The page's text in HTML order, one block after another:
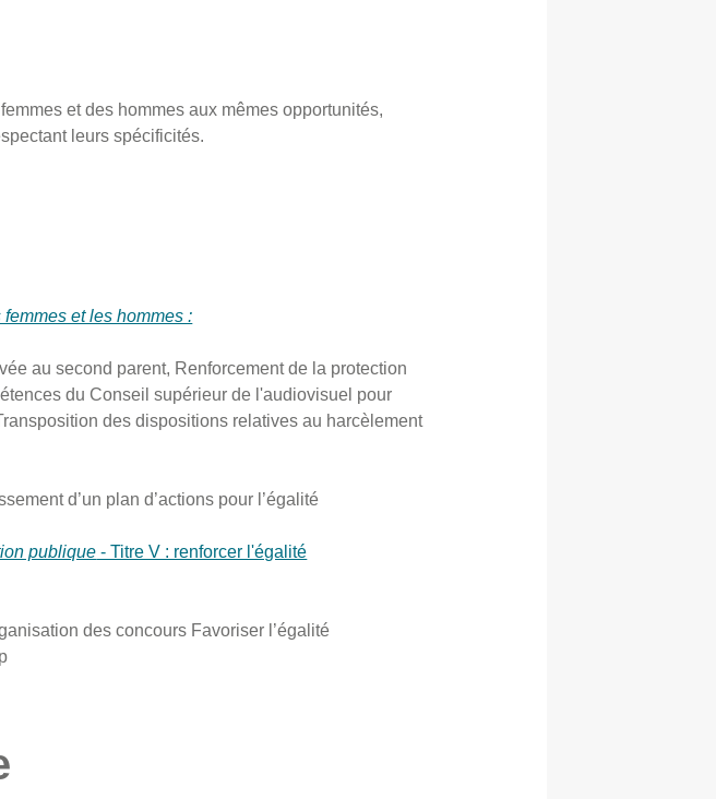
et des hommes aux mêmes opportunités,
leurs spécificités.
et les hommes :
au second parent, Renforcement de la protection
du Conseil supérieur de l'audiovisuel pour
des dispositions relatives au harcèlement
d’un plan d’actions pour l’égalité
publique - Titre V : renforcer l'égalité
des concours Favoriser l’égalité